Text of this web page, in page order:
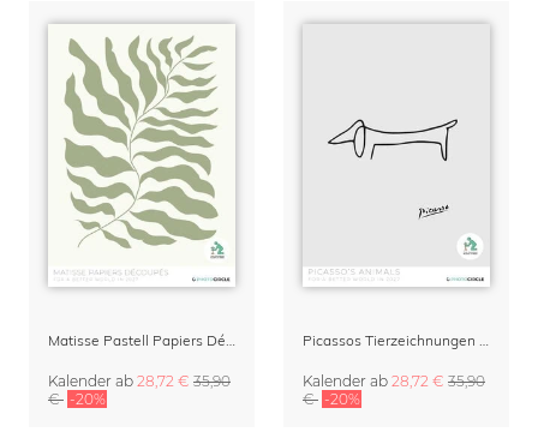
Matisse Pastell Papiers Découpés Kunstkalender 2027
Kalender ab 28,72 € 35,90
€ -20%
Picassos Tierzeichnungen Kunstkalender 2027
Kalender ab 28,72 € 35,90
€ -20%